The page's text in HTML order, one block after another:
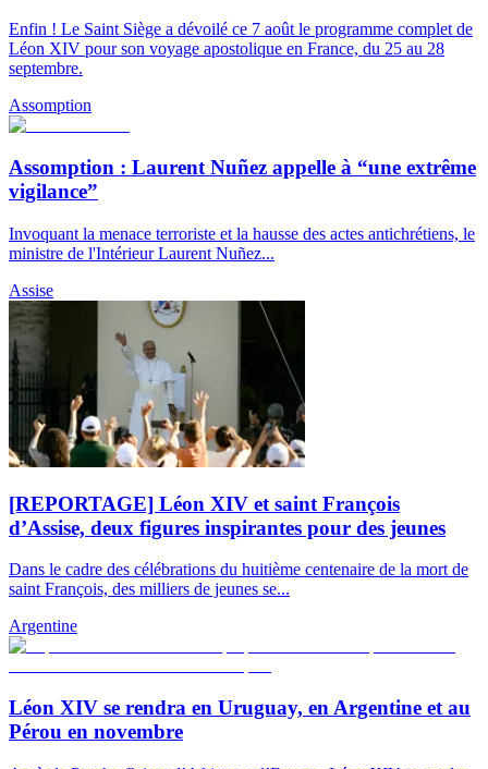
Enfin ! Le Saint Siège a dévoilé ce 7 août le programme complet de
Léon XIV pour son voyage apostolique en France, du 25 au 28
septembre.
Assomption
Assomption : Laurent Nuñez appelle à “une extrême
vigilance”
Invoquant la menace terroriste et la hausse des actes antichrétiens, le
ministre de l'Intérieur Laurent Nuñez...
Assise
[REPORTAGE] Léon XIV et saint François
d’Assise, deux figures inspirantes pour des jeunes
Dans le cadre des célébrations du huitième centenaire de la mort de
saint François, des milliers de jeunes se...
Argentine
Léon XIV se rendra en Uruguay, en Argentine et au
Pérou en novembre